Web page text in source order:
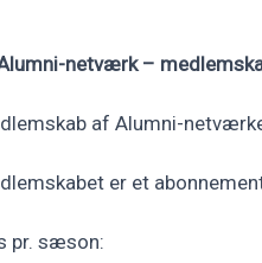
netværk –
af Alumni-
er et
pr. sæson: